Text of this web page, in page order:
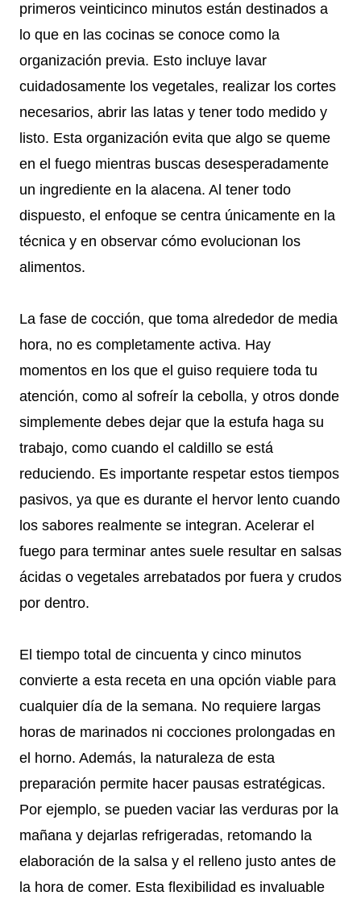
primeros veinticinco minutos están destinados a
lo que en las cocinas se conoce como la
organización previa. Esto incluye lavar
cuidadosamente los vegetales, realizar los cortes
necesarios, abrir las latas y tener todo medido y
listo. Esta organización evita que algo se queme
en el fuego mientras buscas desesperadamente
un ingrediente en la alacena. Al tener todo
dispuesto, el enfoque se centra únicamente en la
técnica y en observar cómo evolucionan los
alimentos.
La fase de cocción, que toma alrededor de media
hora, no es completamente activa. Hay
momentos en los que el guiso requiere toda tu
atención, como al sofreír la cebolla, y otros donde
simplemente debes dejar que la estufa haga su
trabajo, como cuando el caldillo se está
reduciendo. Es importante respetar estos tiempos
pasivos, ya que es durante el hervor lento cuando
los sabores realmente se integran. Acelerar el
fuego para terminar antes suele resultar en salsas
ácidas o vegetales arrebatados por fuera y crudos
por dentro.
El tiempo total de cincuenta y cinco minutos
convierte a esta receta en una opción viable para
cualquier día de la semana. No requiere largas
horas de marinados ni cocciones prolongadas en
el horno. Además, la naturaleza de esta
preparación permite hacer pausas estratégicas.
Por ejemplo, se pueden vaciar las verduras por la
mañana y dejarlas refrigeradas, retomando la
elaboración de la salsa y el relleno justo antes de
la hora de comer. Esta flexibilidad es invaluable